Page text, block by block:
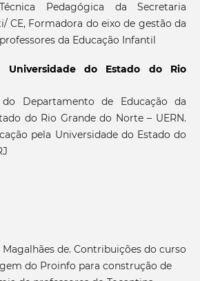
Técnica Pedagógica da Secretaria
CE, Formadora do eixo de gestão da
da Educação Infantil
Universidade do Estado do Rio
Departamento de Educação da
do Rio Grande do Norte – UERN.
pela Universidade do Estado do
Magalhães de. Contribuições do curso
do Proinfo para construção de